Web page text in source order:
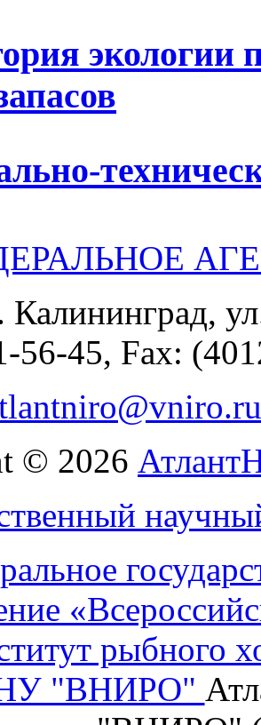
Калининград,
56-45, Fax:
© 2026
рыбного
"ВНИРО"